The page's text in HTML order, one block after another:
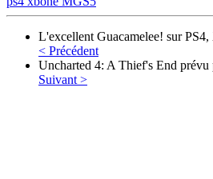
L'excellent Guacamelee! sur
< Précédent
Uncharted 4: A Thief's End prévu
Suivant >